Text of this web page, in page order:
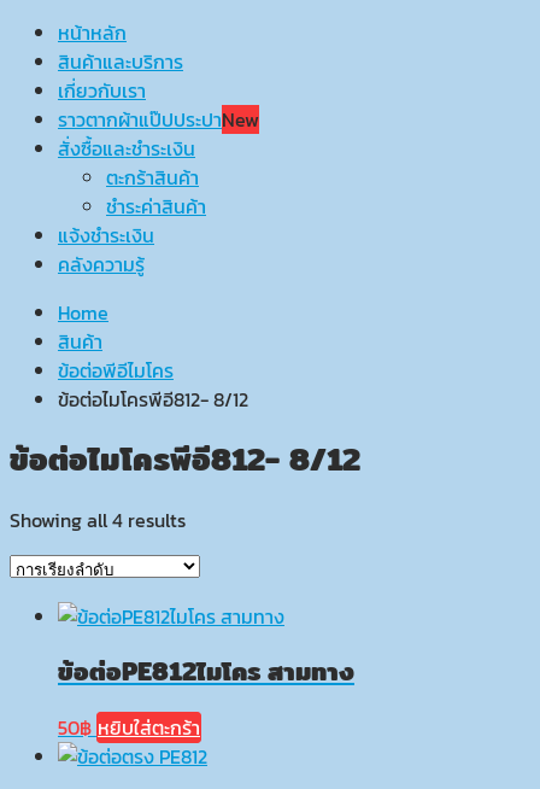
หน้าหลัก
สินค้าและบริการ
เกี่ยวกับเรา
ราวตากผ้าแป๊ปประปาNew
สั่งซื้อและชำระเงิน
ตะกร้าสินค้า
ชำระค่าสินค้า
แจ้งชำระเงิน
คลังความรู้
Home
สินค้า
ข้อต่อพีอีไมโคร
ข้อต่อไมโครพีอี812- 8/12
ข้อต่อไมโครพีอี812- 8/12
Showing all 4 results
ข้อต่อPE812ไมโคร สามทาง
50฿ หยิบใส่ตะกร้า